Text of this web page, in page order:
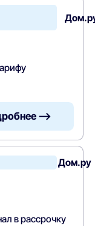
—>
Дом.ру
в рассрочку